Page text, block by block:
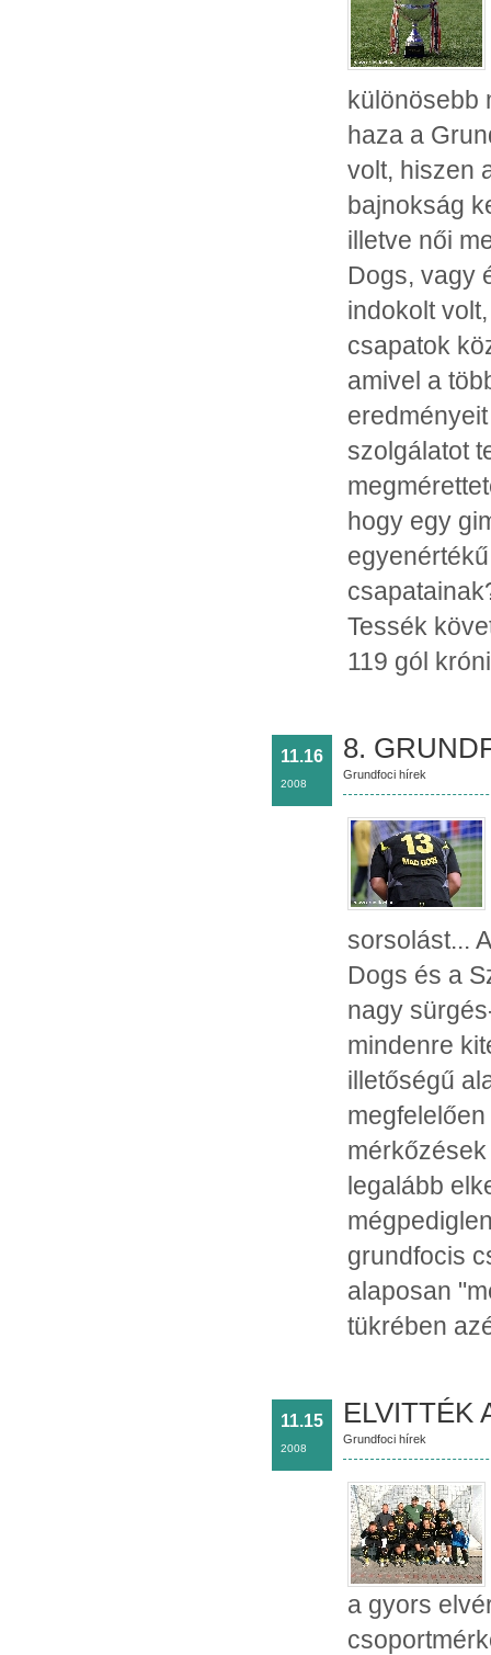
különösebb
haza a
volt, hiszen
bajnokság
illetve női
Dogs, vagy
indokolt
csapatok
amivel a
szolgálatot
hogy egy
Tessék
119 gól
11.16
2008
8.
Grundfoci hírek
sorsolást...
Dogs és a
nagy
mindenre
illetőségű
legalább
grundfocis
alaposan
tükrében
11.15
2008
ELVITTÉK
Grundfoci hírek
a gyors